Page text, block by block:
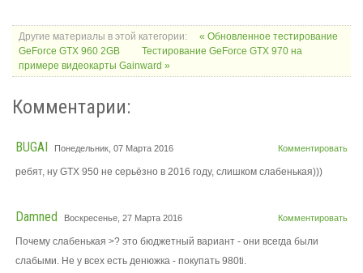
Другие материалы в этой категории:
« Обновленное тестирование
GeForce GTX 960 2GB
Тестирование GeForce GTX 970 на
примере видеокарты Gainward »
Комментарии:
Комментировать
BUGAI Понедельник, 07 Марта 2016
ребят, ну GTX 950 не серьёзно в 2016 году, слишком слабенькая)))
Комментировать
Damned Воскресенье, 27 Марта 2016
Почему слабенькая >? это бюджетный вариант - они всегда были
слабыми. Не у всех есть денюжка - покупать 980ti.